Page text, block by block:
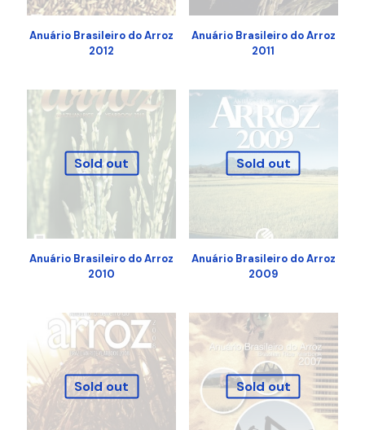
Anuário Brasileiro do Arroz
2012
Anuário Brasileiro do Arroz
2011
Sold out
Anuário Brasileiro do Arroz
2010
Sold out
Anuário Brasileiro do Arroz
2009
Sold out Sold out